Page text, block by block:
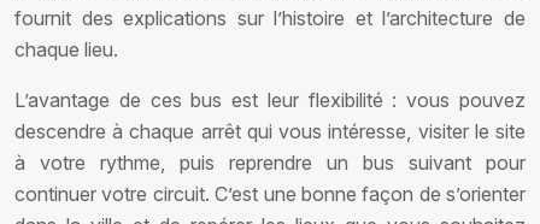
fournit des explications sur l’histoire et l’architecture de
chaque lieu.
L’avantage de ces bus est leur flexibilité : vous pouvez
descendre à chaque arrêt qui vous intéresse, visiter le site
à votre rythme, puis reprendre un bus suivant pour
continuer votre circuit. C’est une bonne façon de s’orienter